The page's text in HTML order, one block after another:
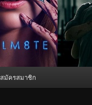
สมัครสมาชิก